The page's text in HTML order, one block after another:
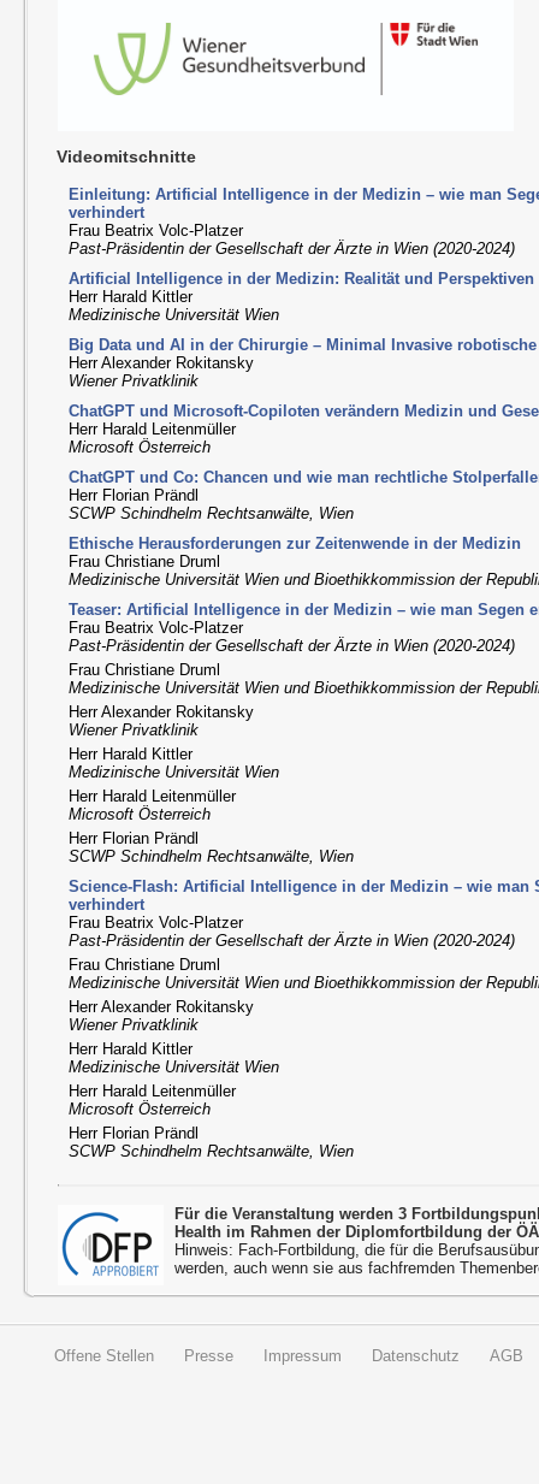
Videomitschnitte
Einleitung: Artificial Intelligence in der Medizin – wie man
verhindert
Frau Beatrix Volc-Platzer
Past-Präsidentin der Gesellschaft der Ärzte in Wien (2020-2024)
Artificial Intelligence in der Medizin: Realität und Perspektiven
Herr Harald Kittler
Medizinische Universität Wien
Big Data und AI in der Chirurgie – Minimal Invasive
Herr Alexander Rokitansky
Wiener Privatklinik
ChatGPT und Microsoft-Copiloten verändern Medizin und
Herr Harald Leitenmüller
Microsoft Österreich
ChatGPT und Co: Chancen und wie man rechtliche
Herr Florian Prändl
SCWP Schindhelm Rechtsanwälte, Wien
Ethische Herausforderungen zur Zeitenwende in der Medizin
Frau Christiane Druml
Medizinische Universität Wien und Bioethikkommission der
Teaser: Artificial Intelligence in der Medizin – wie man Segen
Frau Beatrix Volc-Platzer
Past-Präsidentin der Gesellschaft der Ärzte in Wien (2020-2024)
Frau Christiane Druml
Medizinische Universität Wien und Bioethikkommission der
Herr Alexander Rokitansky
Wiener Privatklinik
Herr Harald Kittler
Medizinische Universität Wien
Herr Harald Leitenmüller
Microsoft Österreich
Herr Florian Prändl
SCWP Schindhelm Rechtsanwälte, Wien
Science-Flash: Artificial Intelligence in der Medizin – wie man
verhindert
Frau Beatrix Volc-Platzer
Past-Präsidentin der Gesellschaft der Ärzte in Wien (2020-2024)
Frau Christiane Druml
Medizinische Universität Wien und Bioethikkommission der
Herr Alexander Rokitansky
Wiener Privatklinik
Herr Harald Kittler
Medizinische Universität Wien
Herr Harald Leitenmüller
Microsoft Österreich
Herr Florian Prändl
SCWP Schindhelm Rechtsanwälte, Wien
Für die Veranstaltung werden 3
Health im Rahmen der Diplomfortbildung der
Hinweis: Fach-Fortbildung, die für die
werden, auch wenn sie aus fachfremden
Offene Stellen Presse Impressum Datenschutz AGB